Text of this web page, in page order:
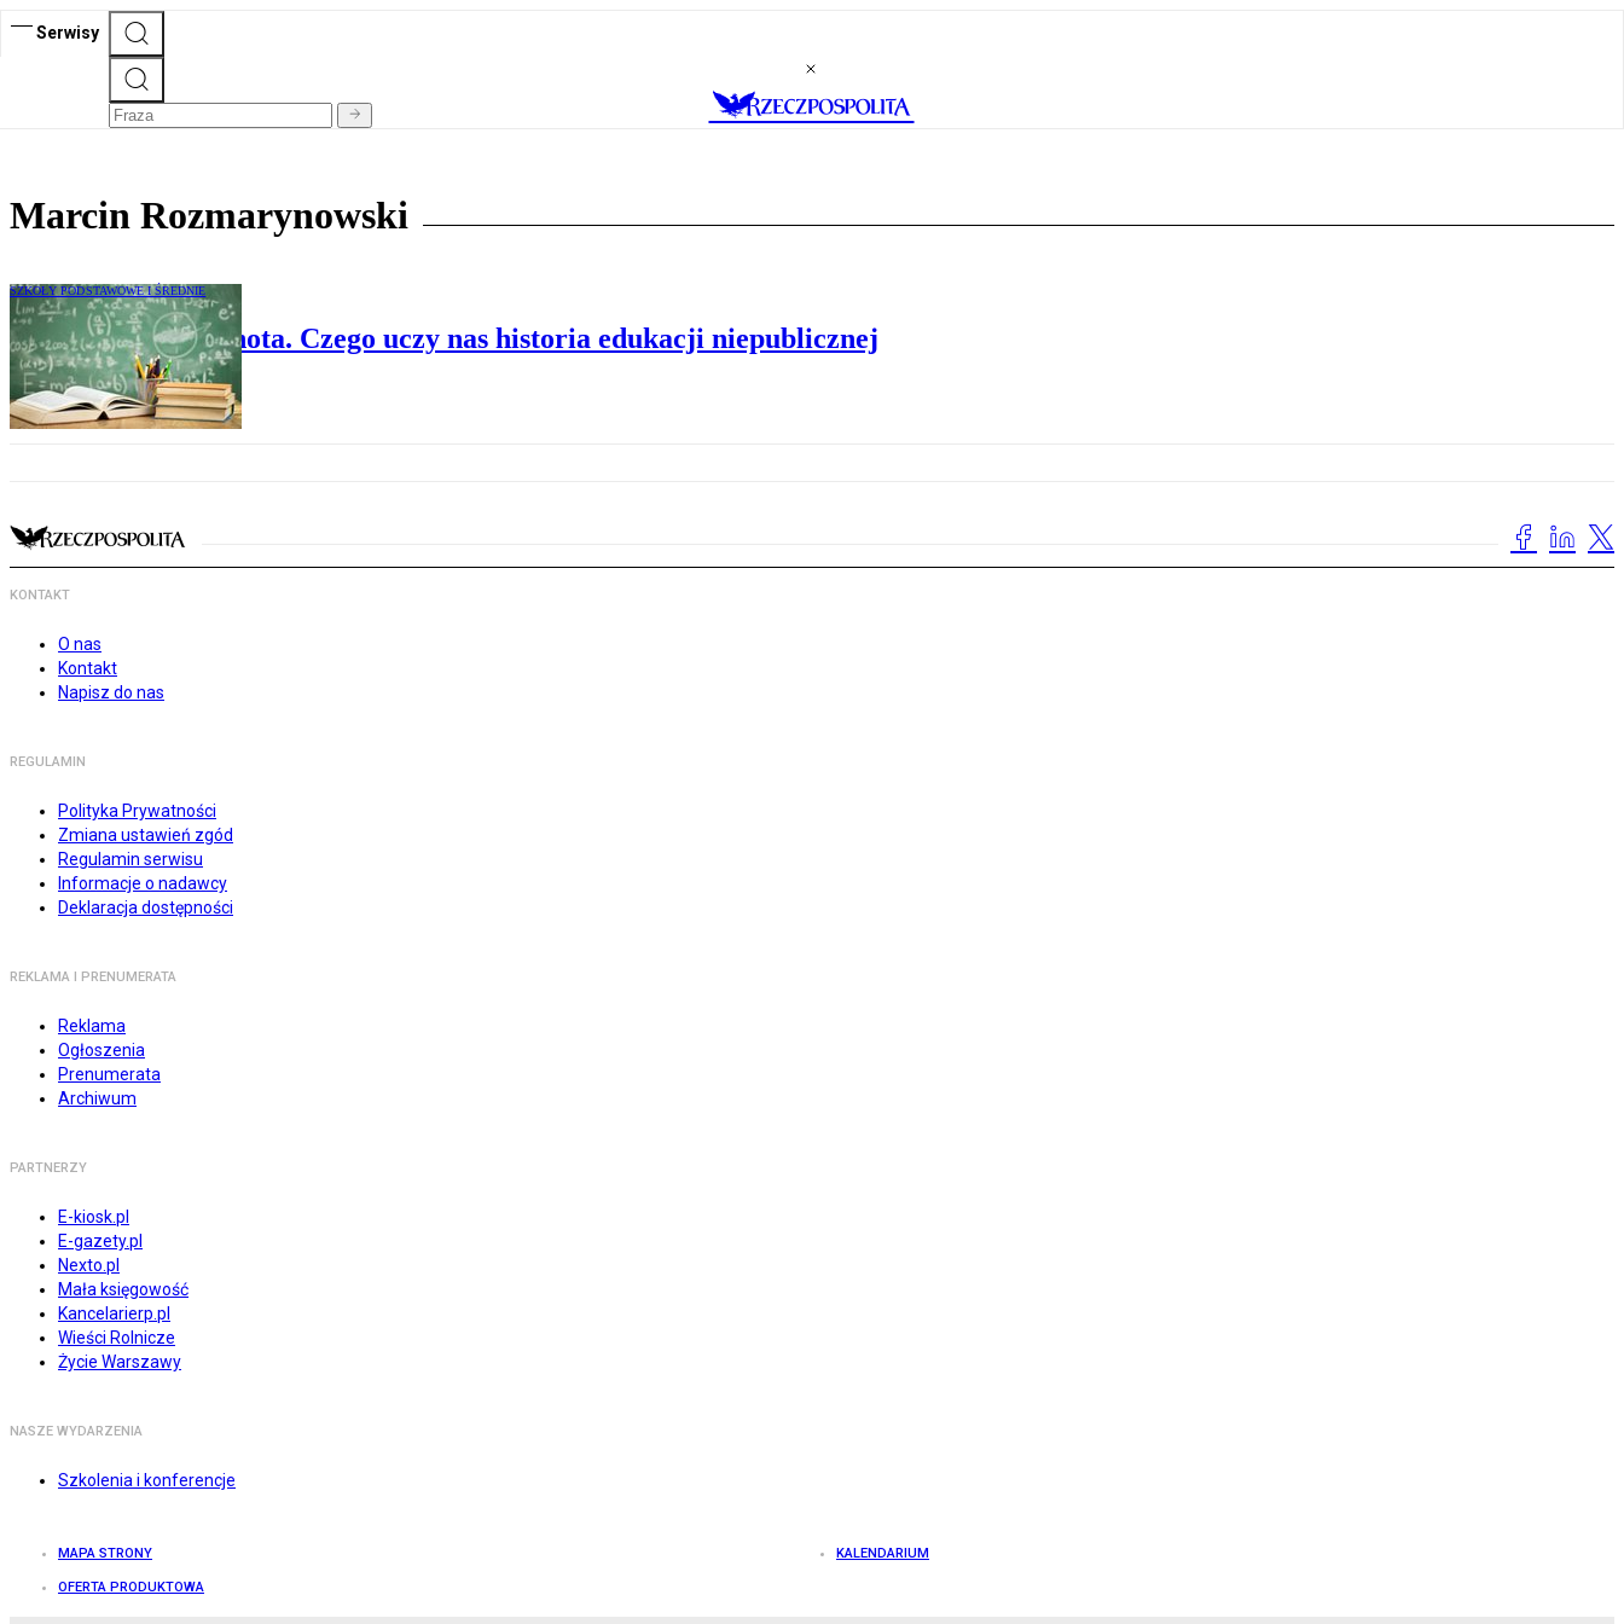
Serwisy
Marcin Rozmarynowski
SZKOŁY PODSTAWOWE I ŚREDNIE
Szkoła jako wspólnota. Czego uczy nas historia edukacji niepublicznej
KONTAKT
O nas
Kontakt
Napisz do nas
REGULAMIN
Polityka Prywatności
Zmiana ustawień zgód
Regulamin serwisu
Informacje o nadawcy
Deklaracja dostępności
REKLAMA I PRENUMERATA
Reklama
Ogłoszenia
Prenumerata
Archiwum
PARTNERZY
E-kiosk.pl
E-gazety.pl
Nexto.pl
Mała księgowość
Kancelarierp.pl
Wieści Rolnicze
Życie Warszawy
NASZE WYDARZENIA
Szkolenia i konferencje
MAPA STRONY KALENDARIUM
OFERTA PRODUKTOWA